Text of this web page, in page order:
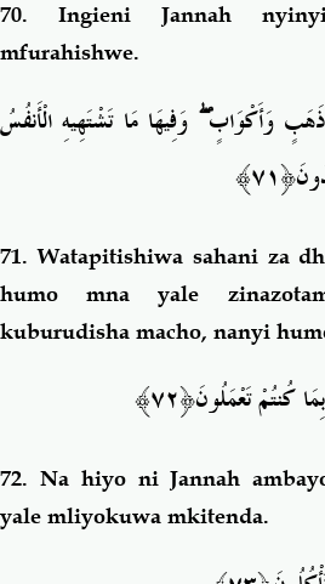
70. Ingieni Jannah
mfurahishwe.
وَأَكْوَابٍۖ وَفِيهَا مَا تَشْتَهِيهِ الْأَنفُسُ
﴿٧١﴾
71.Watapitishiwa sahani za
humo mna yale
kuburudisha macho, nanyi
كُنتُمْ تَعْمَلُونَ﴿٧٢﴾
72. Na hiyo ni Jannah
yale mliyokuwa mkitenda.